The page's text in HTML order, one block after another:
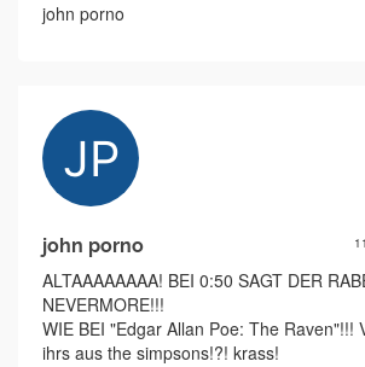
john porno
john porno
ALTAAAAAAAA! BEI 0:50 SAGT DER
NEVERMORE!!!
WIE BEI "Edgar Allan Poe: The Raven"!!!
ihrs aus the simpsons!?! krass!